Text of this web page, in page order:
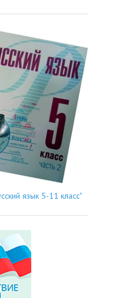
язык 5-11 класс"